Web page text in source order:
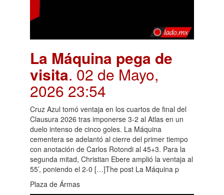
La Máquina pega de
visita. 02 de Mayo,
2026 23:54
Cruz Azul tomó ventaja en los cuartos de final del
Clausura 2026 tras imponerse 3-2 al Atlas en un
duelo intenso de cinco goles. La Máquina
cementera se adelantó al cierre del primer tiempo
con anotación de Carlos Rotondi al 45+3. Para la
segunda mitad, Christian Ebere amplió la ventaja al
55’, poniendo el 2-0 […]The post La Máquina p
Plaza de Ármas